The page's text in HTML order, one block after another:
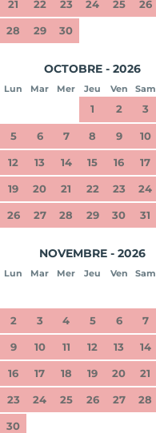
21 22 23 24 25 26
28 29 30
OCTOBRE - 2026
Lun Mar Mer Jeu Ven Sam
1 2 3
5 6 7 8 9 10
12 13 14 15 16 17
19 20 21 22 23 24
26 27 28 29 30 31
NOVEMBRE - 2026
Lun Mar Mer Jeu Ven Sam
2 3 4 5 6 7
9 10 11 12 13 14
16 17 18 19 20 21
23 24 25 26 27 28
30